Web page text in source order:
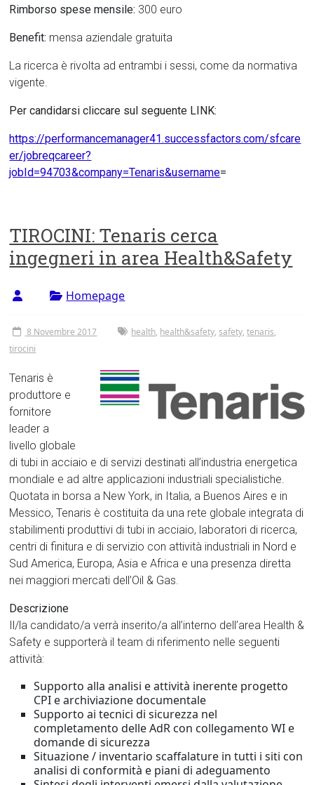
Rimborso spese mensile: 300 euro
Benefit: mensa aziendale gratuita
La ricerca è rivolta ad entrambi i sessi, come da normativa
vigente.
Per candidarsi cliccare sul seguente LINK:
https://performancemanager41.successfactors.com/sfcare
er/jobreqcareer?
jobId=94703&company=Tenaris&username=
TIROCINI: Tenaris cerca
ingegneri in area Health&Safety
Homepage
8 Novembre 2017 health, health&safety,safety,tenaris,
tirocini
Tenaris è
produttore e
fornitore
leader a
livello globale
di tubi in acciaio e di servizi destinati all’industria energetica
mondiale e ad altre applicazioni industriali specialistiche.
Quotata in borsa a New York, in Italia, a Buenos Aires e in
Messico, Tenaris è costituita da una rete globale integrata di
stabilimenti produttivi di tubi in acciaio, laboratori di ricerca,
centri di finitura e di servizio con attività industriali in Nord e
Sud America, Europa, Asia e Africa e una presenza diretta
nei maggiori mercati dell’Oil & Gas.
Descrizione
Il/la candidato/a verrà inserito/a all’interno dell’area Health &
Safety e supporterà il team di riferimento nelle seguenti
attività:
Supporto alla analisi e attività inerente progetto
CPI e archiviazione documentale
Supporto ai tecnici di sicurezza nel
completamento delle AdR con collegamento WI e
domande di sicurezza
Situazione / inventario scaffalature in tutti i siti con
analisi di conformità e piani di adeguamento